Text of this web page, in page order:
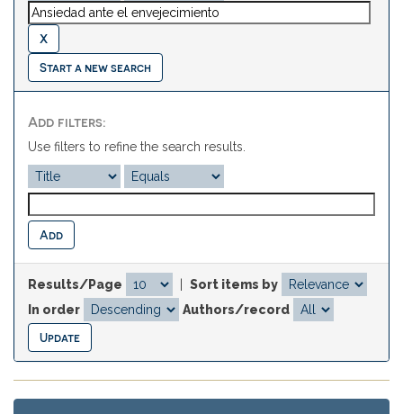
Start a new search
Add filters:
Use filters to refine the search results.
Results/Page
Sort items by
In order
Authors/record